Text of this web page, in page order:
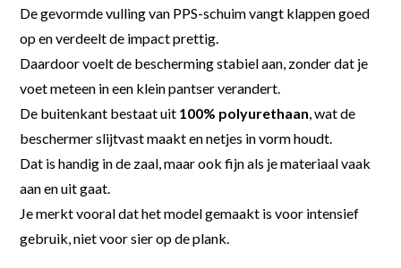
De gevormde vulling van PPS-schuim vangt klappen goed
op en verdeelt de impact prettig.
Daardoor voelt de bescherming stabiel aan, zonder dat je
voet meteen in een klein pantser verandert.
De buitenkant bestaat uit 100% polyurethaan, wat de
beschermer slijtvast maakt en netjes in vorm houdt.
Dat is handig in de zaal, maar ook fijn als je materiaal vaak
aan en uit gaat.
Je merkt vooral dat het model gemaakt is voor intensief
gebruik, niet voor sier op de plank.